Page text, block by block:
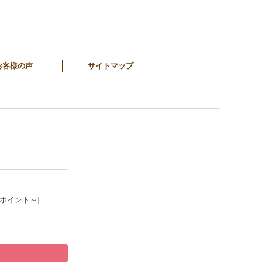
客様の声 サイトマップ
イント～]